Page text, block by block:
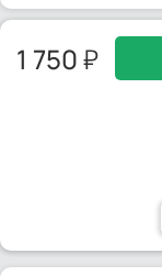
1 750